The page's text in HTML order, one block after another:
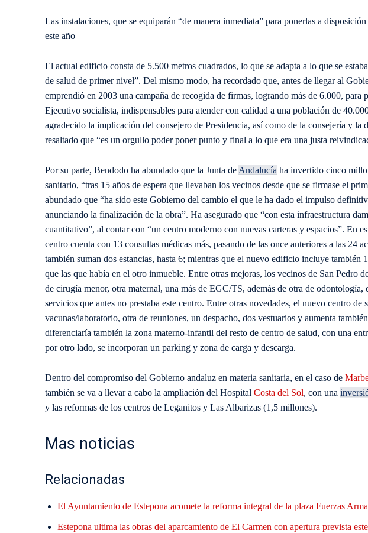
Las instalaciones, que se equiparán “de manera inmediata” para ponerlas a
este año
El actual edificio consta de 5.500 metros cuadrados, lo que se adapta a lo que se
de salud de primer nivel”. Del mismo modo, ha recordado que, antes de llegar al
emprendió en 2003 una campaña de recogida de firmas, logrando más de 6.000, para
Ejecutivo socialista, indispensables para atender con calidad a una población de
agradecido la implicación del consejero de Presidencia, así como de la consejería y la
resaltado que “es un orgullo poder poner punto y final a lo que era una justa
Por su parte, Bendodo ha abundado que la Junta de Andalucía ha invertido cinco
sanitario, “tras 15 años de espera que llevaban los vecinos desde que se firmase el
abundado que “ha sido este Gobierno del cambio el que le ha dado el impulso
anunciando la finalización de la obra”. Ha asegurado que “con esta infraestructura
cuantitativo”, al contar con “un centro moderno con nuevas carteras y espacios”. En
centro cuenta con 13 consultas médicas más, pasando de las once anteriores a las 24
también suman dos estancias, hasta 6; mientras que el nuevo edificio incluye también
que las que había en el otro inmueble. Entre otras mejoras, los vecinos de San Pedro
de cirugía menor, otra maternal, una más de EGC/TS, además de otra de
servicios que antes no prestaba este centro. Entre otras novedades, el nuevo centro de
vacunas/laboratorio, otra de reuniones, un despacho, dos vestuarios y aumenta
diferenciaría también la zona materno-infantil del resto de centro de salud, con una
por otro lado, se incorporan un parking y zona de carga y descarga.
Dentro del compromiso del Gobierno andaluz en materia sanitaria, en el caso de
también se va a llevar a cabo la ampliación del Hospital Costa del Sol, con una
y las reformas de los centros de Leganitos y Las Albarizas (1,5 millones).
Mas noticias
Relacionadas
El Ayuntamiento de Estepona acomete la reforma integral de la plaza Fuerzas
Estepona ultima las obras del aparcamiento de El Carmen con apertura prevista